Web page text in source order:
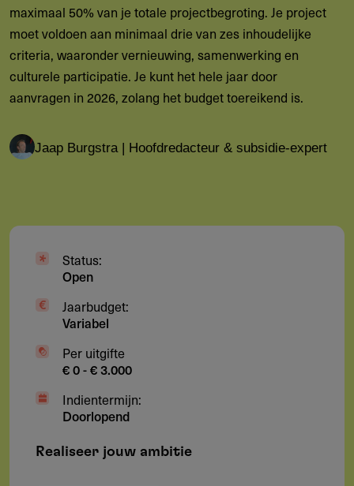
maximaal 50% van je totale projectbegroting. Je project
moet voldoen aan minimaal drie van zes inhoudelijke
criteria, waaronder vernieuwing, samenwerking en
culturele participatie. Je kunt het hele jaar door
aanvragen in 2026, zolang het budget toereikend is.
Jaap Burgstra | Hoofdredacteur & subsidie-expert
Status:
Open
Jaarbudget:
Variabel
Per uitgifte
€ 0 - € 3.000
Indientermijn:
Doorlopend
Realiseer jouw ambitie